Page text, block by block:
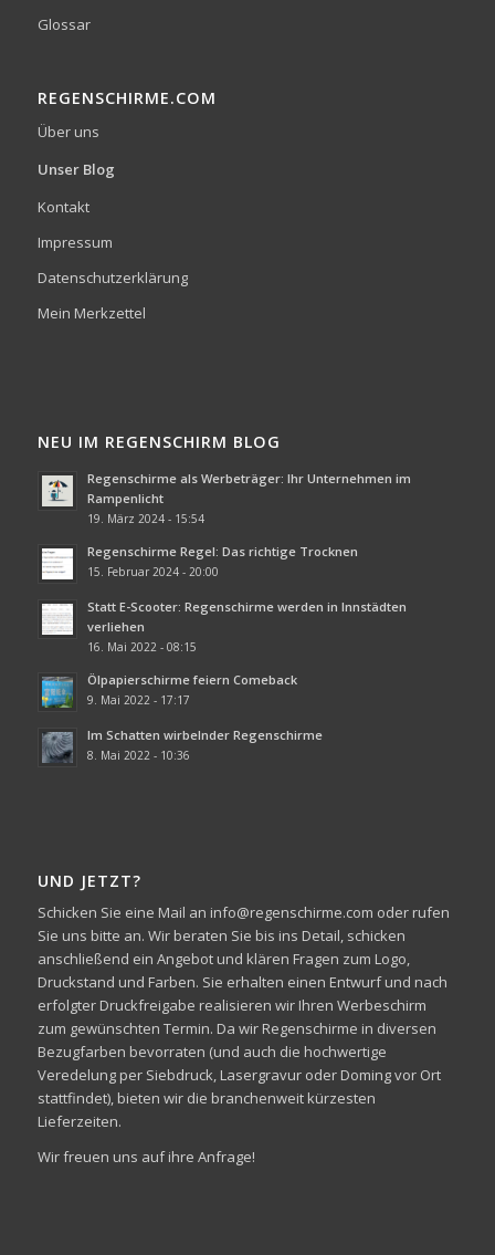
Glossar
REGENSCHIRME.COM
Über uns
Unser Blog
Kontakt
Impressum
Datenschutzerklärung
Mein Merkzettel
NEU IM REGENSCHIRM BLOG
Regenschirme als Werbeträger: Ihr Unternehmen im
Rampenlicht
19. März 2024 - 15:54
Regenschirme Regel: Das richtige Trocknen
15. Februar 2024 - 20:00
Statt E-Scooter: Regenschirme werden in Innstädten
verliehen
16. Mai 2022 - 08:15
Ölpapierschirme feiern Comeback
9. Mai 2022 - 17:17
Im Schatten wirbelnder Regenschirme
8. Mai 2022 - 10:36
UND JETZT?
Schicken Sie eine Mail an info@regenschirme.com oder rufen
Sie uns bitte an. Wir beraten Sie bis ins Detail, schicken
anschließend ein Angebot und klären Fragen zum Logo,
Druckstand und Farben. Sie erhalten einen Entwurf und nach
erfolgter Druckfreigabe realisieren wir Ihren Werbeschirm
zum gewünschten Termin. Da wir Regenschirme in diversen
Bezugfarben bevorraten (und auch die hochwertige
Veredelung per Siebdruck, Lasergravur oder Doming vor Ort
stattfindet), bieten wir die branchenweit kürzesten
Lieferzeiten.
Wir freuen uns auf ihre Anfrage!